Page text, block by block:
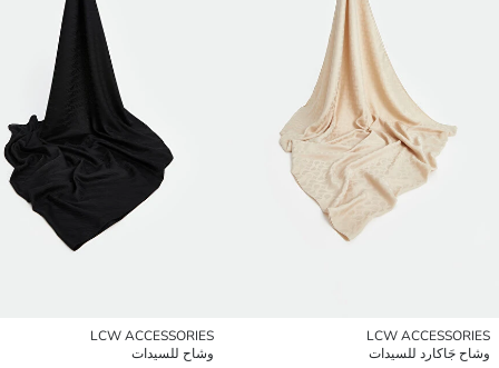
LCW ACCESSORIES
وشاح جَاكارد للسيدات
LCW ACCESSORIES
وشاح للسيدات